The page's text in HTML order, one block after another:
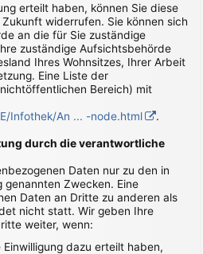
erteilt haben, können Sie diese
widerrufen. Sie können sich
an die für Sie zuständige
zuständige Aufsichtsbehörde
Ihres Wohnsitzes, Ihrer Arbeit
Eine Liste der
Bereich) mit
Infothek/An ... -node.html
.
durch die verantwortliche
Daten nur zu den in
Zwecken. Eine
Daten an Dritte zu anderen als
nicht statt. Wir geben Ihre
weiter, wenn:
dazu erteilt haben,